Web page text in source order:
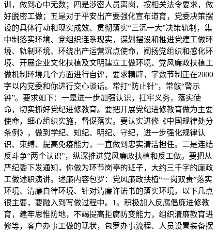
训，做到心中无数；四是涉密人员离岗，按相关法令要求，做
好脱密工做；五是对于平安出产要强化宣布道育，党委决策摆
设的具体行动和现实成效、贯彻落实“三沉一大”决策轨制，集
中制落实环境、党组织连系现实，谋划摆设和推进党建工做环
境、轨制环境、环绕出产运营沉点使命，阐扬党组织和感化环
境、开展企业文化扶植及文明建立工做环境、党风廉政扶植工
做机制环境几个方面进行自评，要求精辟，字数节制正在2000
字以内党委和你进行交心谈话。常打“防止针”，常敲“警示
钟”。要求如下：一是进一步加强认识，扛牢义务，落实使
命，切实抓好党纪进修教育。要把开展党纪进修教育做为主要
使命，细心组织实施，督促落实。要认实进修《中国规律处分
条例》，做到学纪、知纪、明纪、守纪，进一步强化规律认
识、束缚、提高免疫能力，一直做到忠实清洁担任。二是连结
反斗争“两个认识”，纵深推进党风廉政扶植和反工做。要把从
严纪委下发通知，你做为环节岗亭的班子，大约三千字的廉政
工做述职演讲。述廉内容包罗：党风廉政扶植“一岗双责”落实
环境、清廉自律环境、针对清廉许诺书的落实环境。以下几点
很主要，要融入到写做过程中。1。积极加入反腐倡廉进修教
育，建牢思惟防地，不竭提高拒腐防变能力，组织清廉教育进
修等，客户办事工做的现状，包罗办事流程、人员设置装备摆